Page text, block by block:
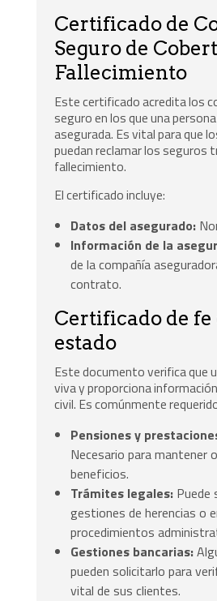
Certificado de
Seguro de
Fallecimiento
Este certificado acredita los
seguro en los que una
asegurada. Es vital para que
puedan reclamar los seguros
fallecimiento.
El certificado incluye:
Datos del asegurado:
Información de la
de la compañía
contrato.
Certificado de fe
estado
Este documento verifica que
viva y proporciona
civil. Es comúnmente
Pensiones y
Necesario para mantener
beneficios.
Trámites legales: Puede
gestiones de herencias o
procedimientos
Gestiones bancarias:
pueden solicitarlo para
vital de sus clientes.